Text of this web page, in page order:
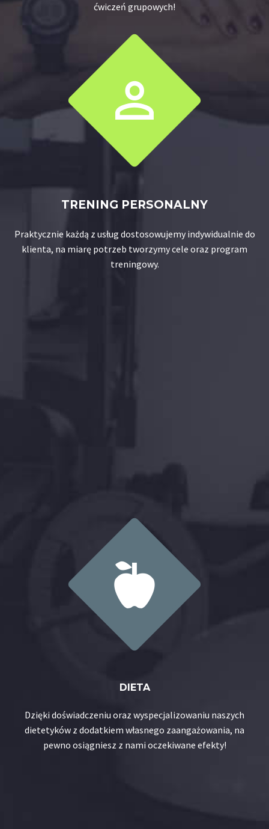
ćwiczeń grupowych!


TRENING PERSONALNY
Praktycznie każdą z usług dostosowujemy indywidualnie do
klienta, na miarę potrzeb tworzymy cele oraz program
treningowy.


DIETA
Dzięki doświadczeniu oraz wyspecjalizowaniu naszych
dietetyków z dodatkiem własnego zaangażowania, na
pewno osiągniesz z nami oczekiwane efekty!